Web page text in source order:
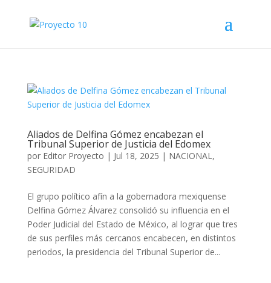
Aliados de Delfina Gómez encabezan el
Tribunal Superior de Justicia del Edomex
por Editor Proyecto | Jul 18, 2025 | NACIONAL,
SEGURIDAD
El grupo político afín a la gobernadora mexiquense
Delfina Gómez Álvarez consolidó su influencia en el
Poder Judicial del Estado de México, al lograr que tres
de sus perfiles más cercanos encabecen, en distintos
periodos, la presidencia del Tribunal Superior de...